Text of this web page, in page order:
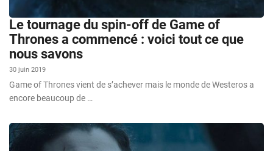
Le tournage du spin-off de Game of
Thrones a commencé : voici tout ce que
nous savons
30 juin 2019
Game of Thrones vient de s’achever mais le monde de Westeros a
encore beaucoup de …